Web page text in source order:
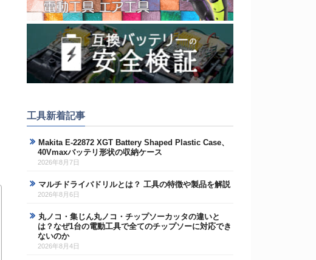
工具新着記事
Makita E-22872 XGT Battery Shaped Plastic Case、
40Vmaxバッテリ形状の収納ケース
2026年8月7日
マルチドライバドリルとは？ 工具の特徴や製品を解説
2026年8月6日
丸ノコ・集じん丸ノコ・チップソーカッタの違いと
は？なぜ1台の電動工具で全てのチップソーに対応でき
ないのか
2026年8月4日